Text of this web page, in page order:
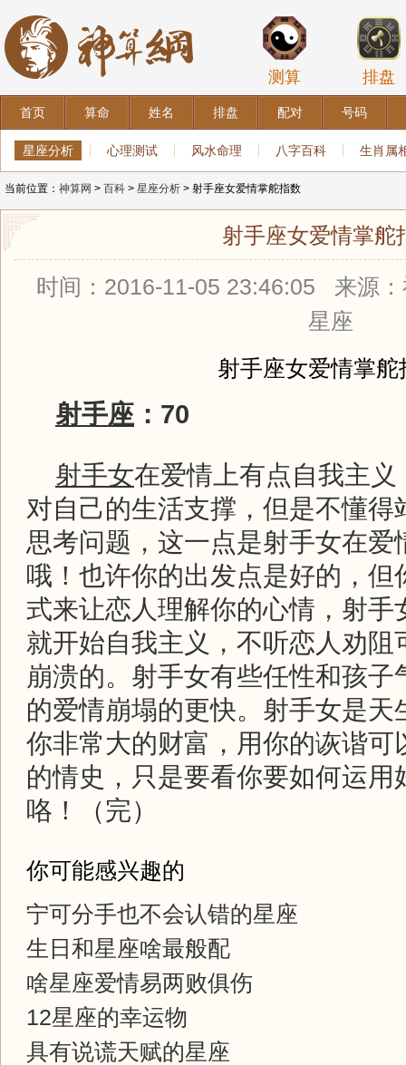
测算 排盘
首页 算命 姓名 排盘 配对 号码
星座分析 心理测试 风水命理 八字百科 生肖属
当前位置： 神算网 > 百科 > 星座分析 > 射手座女爱情掌舵指数
射手座女爱情掌舵
时间：2016-11-05 23:46:05 来源
星座
射手座女爱情掌舵
射手座 ：70
射手女在爱情上有点自我主
对自己的生活支撑，但是不懂得
思考问题，这一点是射手女在爱
哦！也许你的出发点是好的，但
式来让恋人理解你的心情，射手
就开始自我主义，不听恋人劝阻
崩溃的。射手女有些任性和孩
的爱情崩塌的更快。射手女是天
你非常大的财富，用你的诙谐可
的情史，只是要看你要如何运用
咯！（完）
你可能感兴趣的
宁可分手也不会认错的星座
生日和星座啥最般配
啥星座爱情易两败俱伤
12星座的幸运物
具有说谎天赋的星座